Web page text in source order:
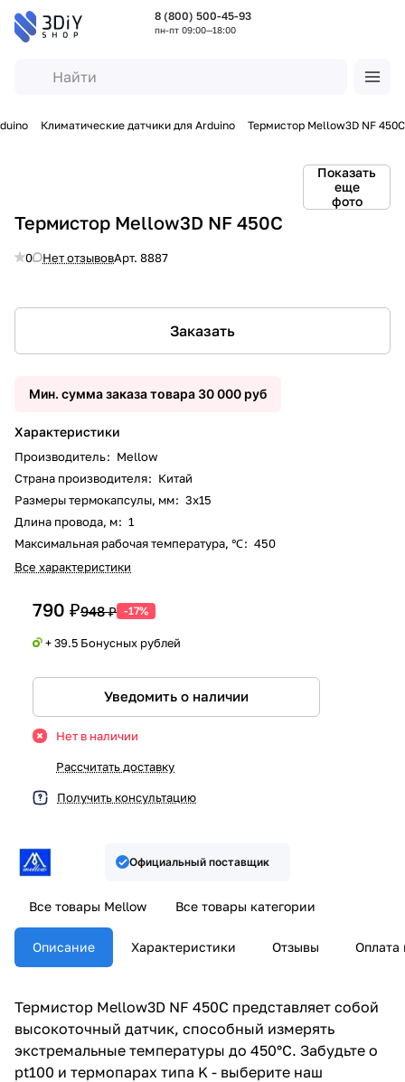
8 (800) 500-45-93
пн-пт 09:00—18:00
Климатические датчики для Arduino Термистор Mellow3D NF 450C
Показать
еще
фото
Термистор Mellow3D NF 450C
0 Нет отзывовАрт. 8887
Заказать
Мин. сумма заказа товара 30 000 руб
Характеристики
Производитель: Mellow
Страна производителя: Китай
Размеры термокапсулы, мм: 3x15
Длина провода, м: 1
Максимальная рабочая температура, ℃: 450
Все характеристики
790 ₽948 ₽ -17%
+ 39.5 Бонусных рублей
Уведомить о наличии
Нет в наличии
Рассчитать доставку
Получить консультацию
Официальный поставщик
Все товары Mellow Все товары категории
Описание Характеристики Отзывы Оплата
Термистор Mellow3D NF 450C представляет собой
высокоточный датчик, способный измерять
экстремальные температуры до 450°C. Забудьте о
pt100 и термопарах типа K - выберите наш